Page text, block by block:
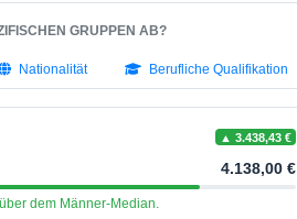
GRUPPEN AB?
Nationalität Berufliche Qualifikation
▲ 3.438,43 €
4.138,00 €
dem Männer-Median.